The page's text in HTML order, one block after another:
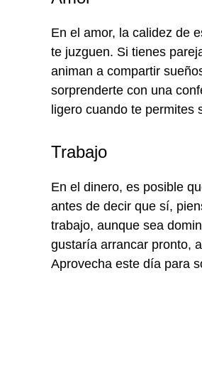
En el amor, la calidez de
te juzguen. Si tienes
animan a compartir
sorprenderte con una
ligero cuando te
Trabajo
En el dinero, es posible
antes de decir que sí,
trabajo, aunque sea
gustaría arrancar pronto,
Aprovecha este día para